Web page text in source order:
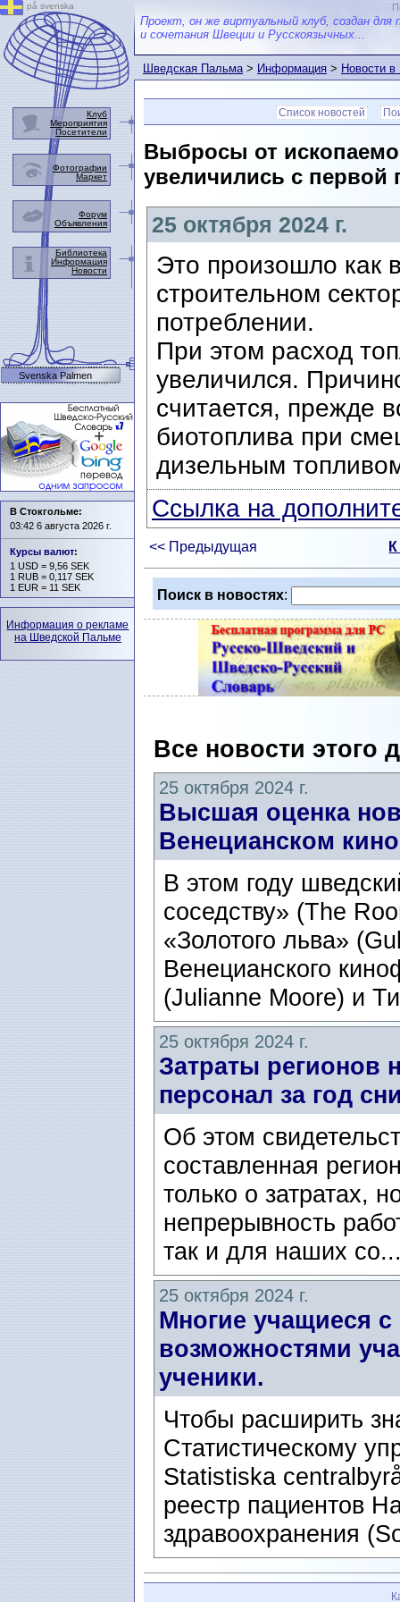
Проект, он же виртуальный клуб, создан для
и сочетания Швеции и Русскоязычных...
Шведская Пальма>Информация>Новости
Список новостей
Выбросы от
увеличились с первой
25 октября 2024 г.
Это произошло как
строительном
потреблении.
При этом расход
увеличился.
считается, прежде
биотоплива при
дизельным
Ссылка на
<< Предыдущая
Поиск в новостях:
Все новости этого
25 октября 2024 г.
Высшая оценка
Венецианском
В этом году
соседству» (The
«Золотого льва»
Венецианского
(Julianne Moore) и
25 октября 2024 г.
Затраты регионов
персонал за год
Об этом
составленная
только о затратах,
непрерывность
так и для наших
25 октября 2024 г.
Многие учащиеся
возможностями
ученики.
Чтобы расширить
Статистическому
Statistiska
реестр пациентов
здравоохранения
på svenska
Клуб
Мероприятия
Посетители
Фотографии
Маркет
Форум
Объявления
Библиотека
Информация
Новости
Svenska Palmen
В Стокгольме:
03:42 6 августа 2026 г.
Курсы валют:
1 USD = 9,56 SEK
1 RUB = 0,117 SEK
1 EUR = 11 SEK
Информация о рекламе
на Шведской Пальме